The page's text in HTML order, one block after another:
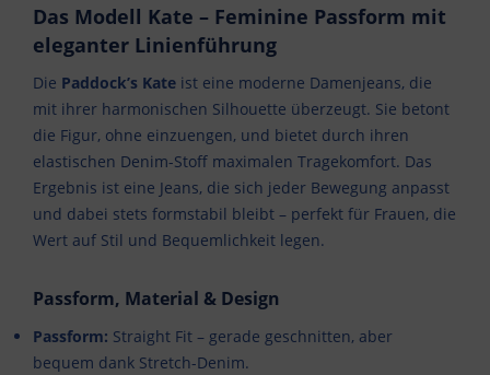
Das Modell Kate – Feminine Passform mit
eleganter Linienführung
Die Paddock’s Kate ist eine moderne Damenjeans, die
mit ihrer harmonischen Silhouette überzeugt. Sie betont
die Figur, ohne einzuengen, und bietet durch ihren
elastischen Denim-Stoff maximalen Tragekomfort. Das
Ergebnis ist eine Jeans, die sich jeder Bewegung anpasst
und dabei stets formstabil bleibt – perfekt für Frauen, die
Wert auf Stil und Bequemlichkeit legen.
Passform, Material & Design
Passform: Straight Fit – gerade geschnitten, aber
bequem dank Stretch-Denim.